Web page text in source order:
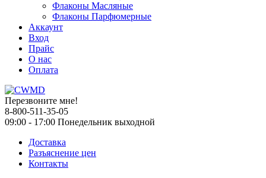
Флаконы Масляные
Флаконы Парфюмерные
Аккаунт
Вход
Прайс
О нас
Оплата
Перезвоните мне!
8-800-511-35-05
09:00 - 17:00 Понедельник выходной
Доставка
Разъяснение цен
Контакты